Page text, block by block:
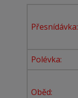
Přesnídávka:
Polévka:
Oběd: